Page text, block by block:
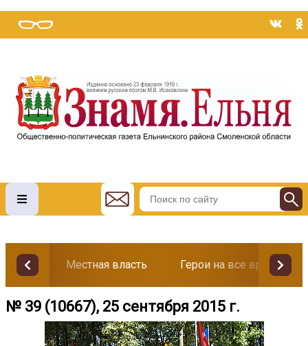
Местная власть Герои на все времена
№ 39 (10667), 25 сентября 2015 г.